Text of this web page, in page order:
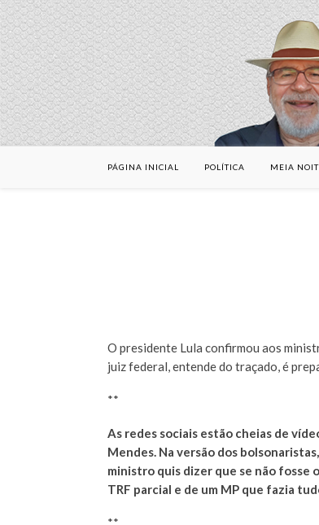
PÁGINA INICIAL POLÍTICA MEIA
O presidente Lula confirmou aos
juiz federal, entende do traçado, é
**
As redes sociais estão cheias de
Mendes. Na versão dos
ministro quis dizer que se não fosse
TRF parcial e de um MP que fazia